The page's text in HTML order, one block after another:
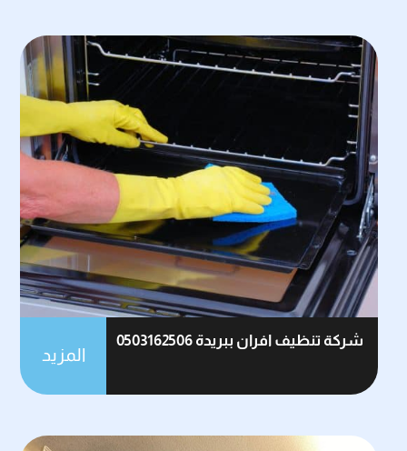
شركة تنظيف افران ببريدة 0503162506
المزيد